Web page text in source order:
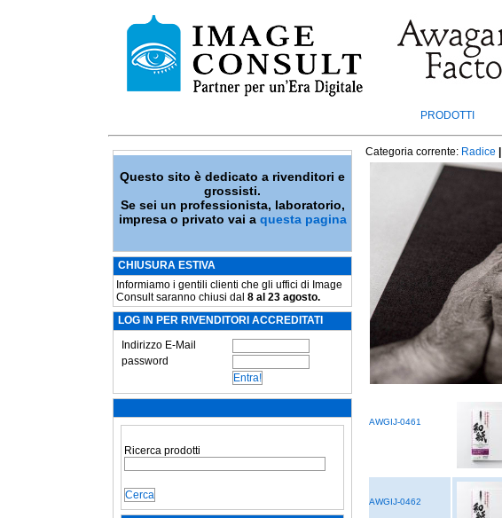
PRODOTTI
Questo sito è dedicato a rivenditori e
grossisti.
Se sei un professionista, laboratorio,
impresa o privato vai a questa pagina
CHIUSURA ESTIVA
Informiamo i gentili clienti che gli uffici di Image
Consult saranno chiusi dal 8 al 23 agosto.
LOG IN PER RIVENDITORI ACCREDITATI
Indirizzo E-Mail
password
Ricerca prodotti
Categoria corrente: Radice
AWGIJ-0461
AWGIJ-0462